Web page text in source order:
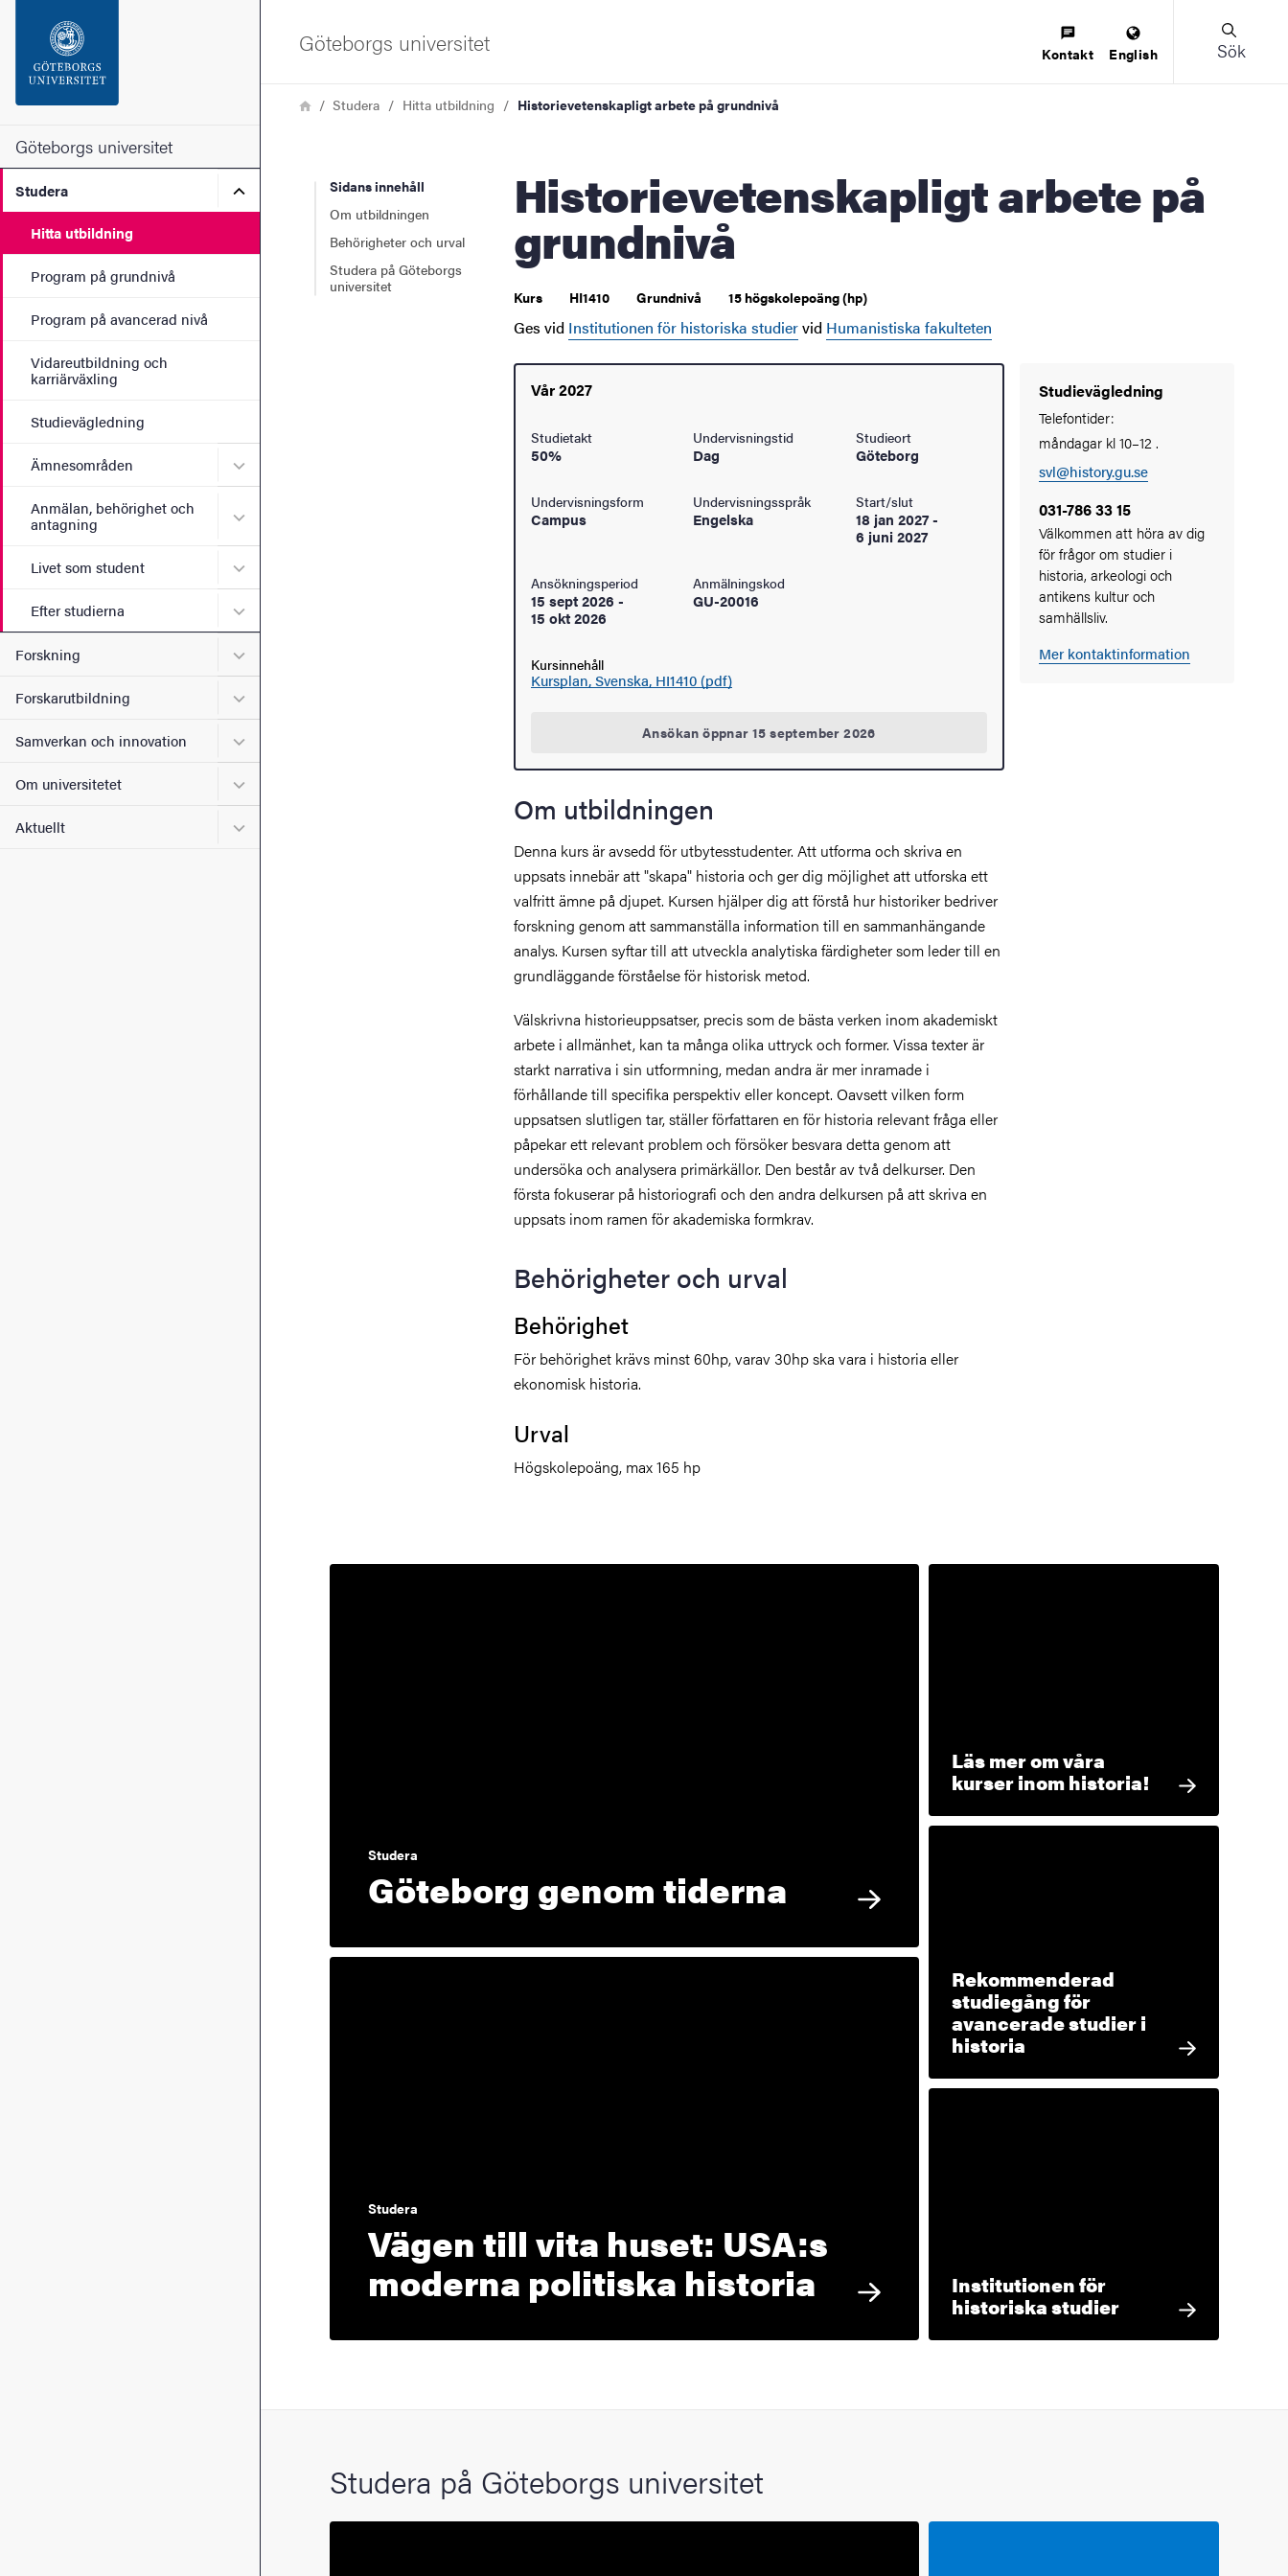
Sidfoten
Om webbplatsen
Göteborgs universitet
Studera Undermeny för Studera
Hitta utbildning
Program på grundnivå
Program på avancerad nivå
Vidareutbildning och
karriärväxling
Studievägledning
Ämnesområden Undermeny för Ämnesområden
Anmälan, behörighet och
antagning
Undermeny för Anmälan, behörighet och antagning
Livet som student Undermeny för Livet som student
Efter studierna Undermeny för Efter studierna
Forskning Undermeny för Forskning
Forskarutbildning Undermeny för Forskarutbildning
Samverkan och innovation Undermeny för Samverkan och innovation
Om universitetet Undermeny för Om universitetet
Aktuellt Undermeny för Aktuellt
Göteborgs universitet Kontakt English Sök
LänkstigHemStudera Hitta utbildning Historievetenskapligt arbete på grundnivå
Sidans innehåll
Om utbildningen
Behörigheter och urval
Studera på Göteborgs
universitet
Historievetenskapligt arbete på
grundnivå
Kurs HI1410 Grundnivå 15 högskolepoäng (hp)
Ges vid Institutionen för historiska studiervid Humanistiska fakulteten
Vår 2027
Studietakt
50%
Undervisningstid
Dag
Studieort
Göteborg
Undervisningsform
Campus
Undervisningsspråk
Engelska
Start/slut
18 jan 2027-
6 juni 2027
Ansökningsperiod
15 sept 2026 -
15 okt 2026
Anmälningskod
GU-20016
Kursinnehåll
Kursplan, Svenska, HI1410 (pdf)
Ansökan öppnar 15 september 2026
Studievägledning
Telefontider:
måndagar kl 10–12 .
svl@history.gu.se
031-786 33 15
Välkommen att höra av dig
för frågor om studier i
historia, arkeologi och
antikens kultur och
samhällsliv.
Mer kontaktinformation
Om utbildningen
Denna kurs är avsedd för utbytesstudenter. Att utforma och skriva en
uppsats innebär att "skapa" historia och ger dig möjlighet att utforska ett
valfritt ämne på djupet. Kursen hjälper dig att förstå hur historiker bedriver
forskning genom att sammanställa information till en sammanhängande
analys. Kursen syftar till att utveckla analytiska färdigheter som leder till en
grundläggande förståelse för historisk metod.
Välskrivna historieuppsatser, precis som de bästa verken inom akademiskt
arbete i allmänhet, kan ta många olika uttryck och former. Vissa texter är
starkt narrativa i sin utformning, medan andra är mer inramade i
förhållande till specifika perspektiv eller koncept. Oavsett vilken form
uppsatsen slutligen tar, ställer författaren en för historia relevant fråga eller
påpekar ett relevant problem och försöker besvara detta genom att
undersöka och analysera primärkällor. Den består av två delkurser. Den
första fokuserar på historiografi och den andra delkursen på att skriva en
uppsats inom ramen för akademiska formkrav.
Behörigheter och urval
Behörighet
För behörighet krävs minst 60hp, varav 30hp ska vara i historia eller
ekonomisk historia.
Urval
Högskolepoäng, max 165 hp
Studera
Göteborg genom tiderna
Studera
Vägen till vita huset: USA:s
moderna politiska historia
Läs mer om våra
kurser inom historia!
Rekommenderad
studiegång för
avancerade studier i
historia
Institutionen för
historiska studier
Studera på Göteborgs universitet